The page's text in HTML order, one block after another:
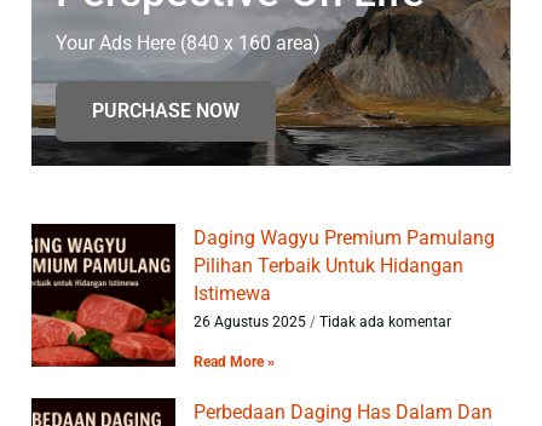
Your Ads Here (840 x 160 area)
PURCHASE NOW
Daging Wagyu Premium Pamulang
Pilihan Terbaik Untuk Hidangan
Istimewa
26 Agustus 2025 Tidak ada komentar
Read More »
Perbedaan Daging Has Dalam Dan